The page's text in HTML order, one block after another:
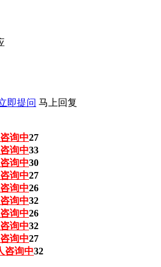
即提问 马上回复
询中27
询中33
询中30
询中27
询中26
询中32
询中26
询中32
询中27
咨询中32